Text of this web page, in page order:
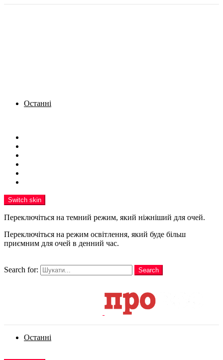
Останні
Switch skin
Переключіться на темний режим, який ніжніший для очей.
Переключіться на режим освітлення, який буде більш
приємним для очей в денний час.
Search for:
Search
Останні